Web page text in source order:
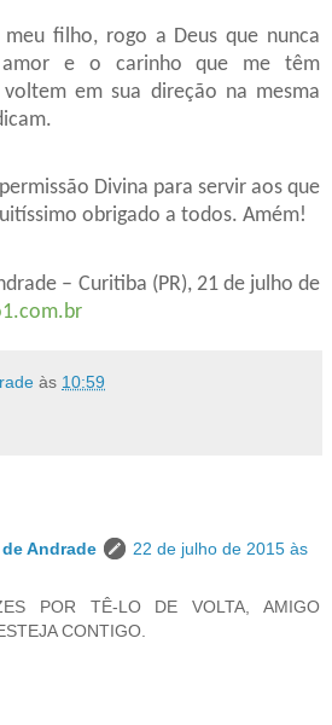
filho, rogo a Deus que nunca
e o carinho que me têm
em sua direção na mesma
Divina para servir aos que
obrigado a todos. Amém!
– Curitiba (PR), 21 de julho de
às 10:59
Andrade
22 de julho de 2015 às
POR TÊ-LO DE VOLTA, AMIGO
CONTIGO.